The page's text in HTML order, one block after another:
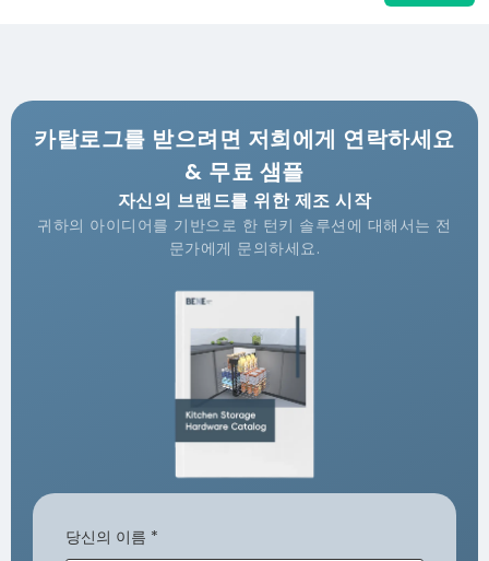
카탈로그를 받으려면 저희에게 연락하세요
& 무료 샘플
자신의 브랜드를 위한 제조 시작
귀하의 아이디어를 기반으로 한 턴키 솔루션에 대해서는 전
문가에게 문의하세요.
당신의 이름 *